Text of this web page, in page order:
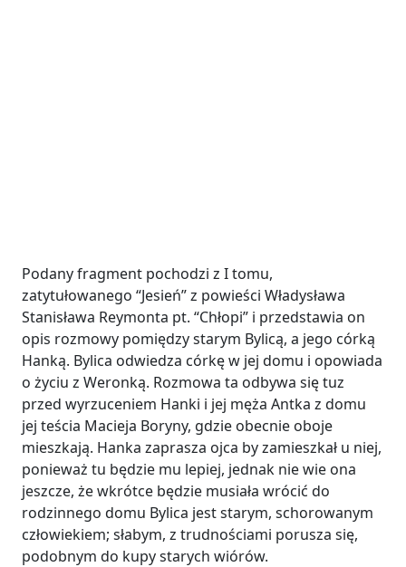
Podany fragment pochodzi z I tomu,
zatytułowanego “Jesień” z powieści Władysława
Stanisława Reymonta pt. “Chłopi” i przedstawia on
opis rozmowy pomiędzy starym Bylicą, a jego córką
Hanką. Bylica odwiedza córkę w jej domu i opowiada
o życiu z Weronką. Rozmowa ta odbywa się tuz
przed wyrzuceniem Hanki i jej męża Antka z domu
jej teścia Macieja Boryny, gdzie obecnie oboje
mieszkają. Hanka zaprasza ojca by zamieszkał u niej,
ponieważ tu będzie mu lepiej, jednak nie wie ona
jeszcze, że wkrótce będzie musiała wrócić do
rodzinnego domu Bylica jest starym, schorowanym
człowiekiem; słabym, z trudnościami porusza się,
podobnym do kupy starych wiórów.